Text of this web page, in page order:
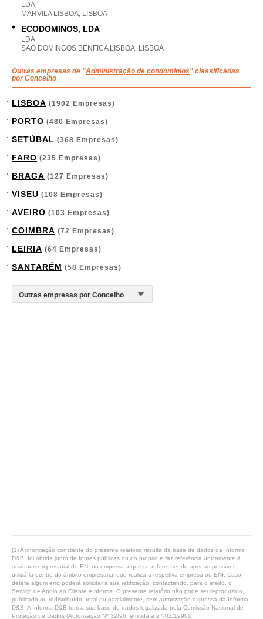
LDA
MARVILA LISBOA, LISBOA
ECODOMINOS, LDA
LDA
SAO DOMINGOS BENFICA LISBOA, LISBOA
Outras empresas de "Administração de condomínios" classificadas
por Concelho
LISBOA (1902 Empresas)
PORTO (480 Empresas)
SETÚBAL (368 Empresas)
FARO (235 Empresas)
BRAGA (127 Empresas)
VISEU (108 Empresas)
AVEIRO (103 Empresas)
COIMBRA (72 Empresas)
LEIRIA (64 Empresas)
SANTARÉM (58 Empresas)
(1) A informação constante do presente relatório resulta da base de dados da Informa
D&B, foi obtida junto de fontes públicas ou do próprio e faz referência unicamente à
atividade empresarial do ENI ou empresa a que se refere, sendo apenas possível
utilizá-la dentro do âmbito empresarial que realiza a respetiva empresa ou ENI. Caso
detete algum erro poderá solicitar a sua retificação, contactando, para o efeito, o
Serviço de Apoio ao Cliente eInforma. O presente relatório não pode ser reproduzido,
publicado ou redistribuído, total ou parcialmente, sem autorização expressa da Informa
D&B. A Informa D&B tem a sua base de dados legalizada pela Comissão Nacional de
Proteção de Dados (Autorização Nº 32/96, emitida a 27/02/1996).